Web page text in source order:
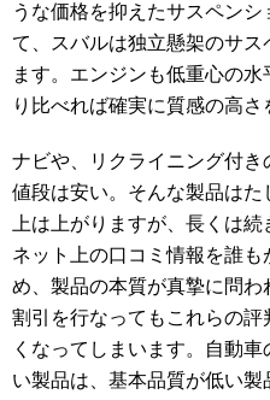
うな価格を抑えたサスペン
て、スバルは独立懸架のサ
ます。エンジンも低重心の
り比べれば確実に質感の高さ
ナビや、リクライニング付
値段は安い。そんな製品は
上は上がりますが、長くは
ネット上の口コミ情報を誰
め、製品の本質が真摯に問
割引を行なってもこれらの
くなってしまいます。自動
い製品は、基本品質が低い